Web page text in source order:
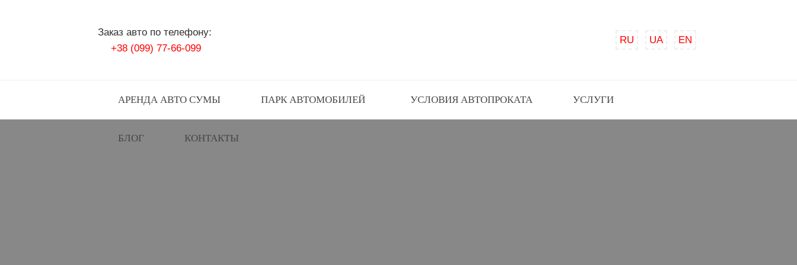
Заказ авто по телефону:
+38 (099) 77-66-099
RU UA EN
Перейти
АРЕНДА АВТО СУМЫ ПАРК АВТОМОБИЛЕЙ УСЛОВИЯ АВТОПРОКАТА УСЛУГИ
БЛОГ КОНТАКТЫ